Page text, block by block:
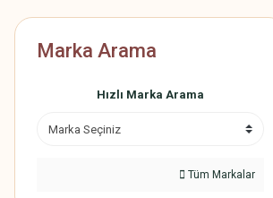
Marka Arama
Hızlı Marka Arama
Tüm Markalar